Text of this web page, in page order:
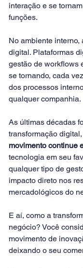
interação e se
funções.
No ambiente
digital. Plataformas
gestão de workflows
se tornando, cada
dos processos
qualquer companhia.
As últimas décadas
transformação
movimento continue
tecnologia em seu
qualquer tipo de
impacto direto nos
mercadológicos do
E aí, como a
negócio? Você
movimento de
deixando o seu